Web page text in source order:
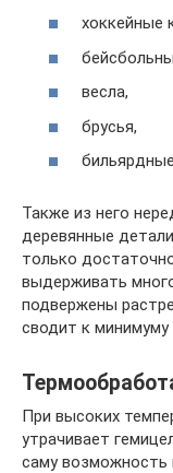
хоккейные
весла,
брусья,
Также из него
деревянные
только
выдерживать
подвержены
сводит к минимуму
При высоких
утрачивает
саму возможность